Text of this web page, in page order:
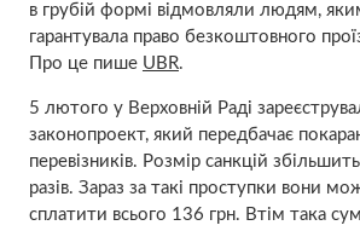
в грубій формі відмовляли людям,
гарантувала право безкоштовного
Про це пише UBR.
5 лютого у Верховній Раді
законопроект, який передбачає
перевізників. Розмір санкцій
разів. Зараз за такі проступки вони
сплатити всього 136 грн. Втім така